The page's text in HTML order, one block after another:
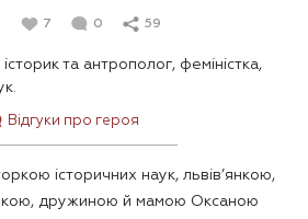
7 0 59
та антрополог, феміністка,
Відгуки про героя
історичних наук, львів’янкою,
дружиною й мамою Оксаною